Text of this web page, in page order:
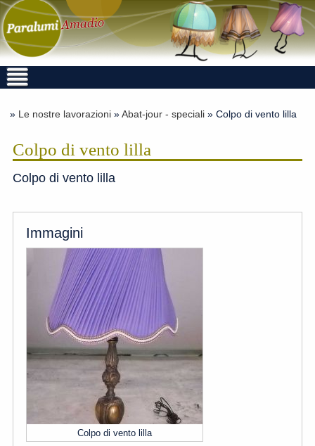
» Le nostre lavorazioni »Abat-jour - speciali » Colpo di vento lilla
Colpo di vento lilla
Colpo di vento lilla
Immagini
Colpo di vento lilla